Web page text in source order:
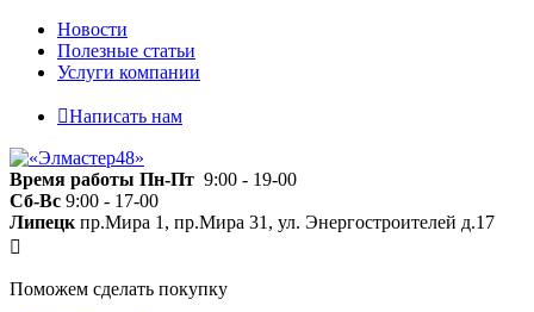
Новости
Полезные статьи
Услуги компании
Написать нам
Время работы Пн-Пт 9:00 - 19-00
Сб-Вс 9:00 - 17-00
Липецк пр.Мира 1, пр.Мира 31, ул. Энергостроителей д.17
Поможем сделать покупку